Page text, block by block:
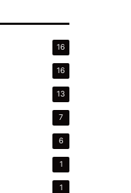
16
16
13
7
6
1
1